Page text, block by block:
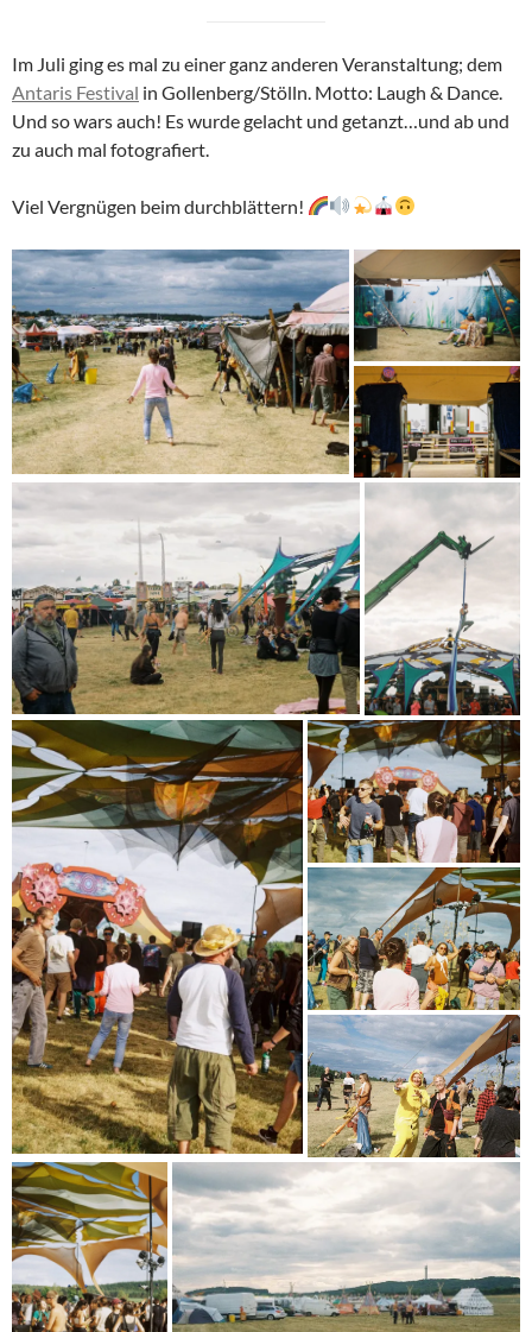
Im Juli ging es mal zu einer ganz anderen Veranstaltung; dem
Antaris Festival in Gollenberg/Stölln. Motto: Laugh & Dance.
Und so wars auch! Es wurde gelacht und getanzt…und ab und
zu auch mal fotografiert.
Viel Vergnügen beim durchblättern!